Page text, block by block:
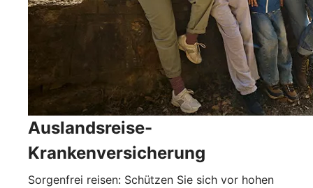
Auslandsreise-
Krankenversicherung
Sorgenfrei reisen: Schützen Sie sich vor hohen